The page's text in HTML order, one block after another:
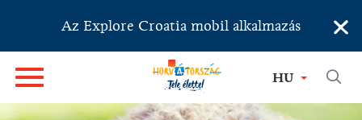
Az Explore Croatia mobil alkalmazás ×
HU